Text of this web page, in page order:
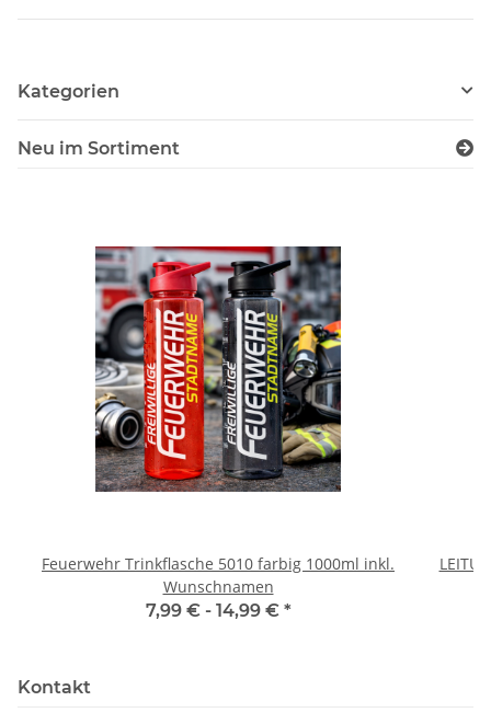
Kategorien
Neu im Sortiment
Feuerwehr Trinkflasche 5010 farbig 1000ml inkl.
Wunschnamen
7,99 € - 14,99 € *
Kontakt